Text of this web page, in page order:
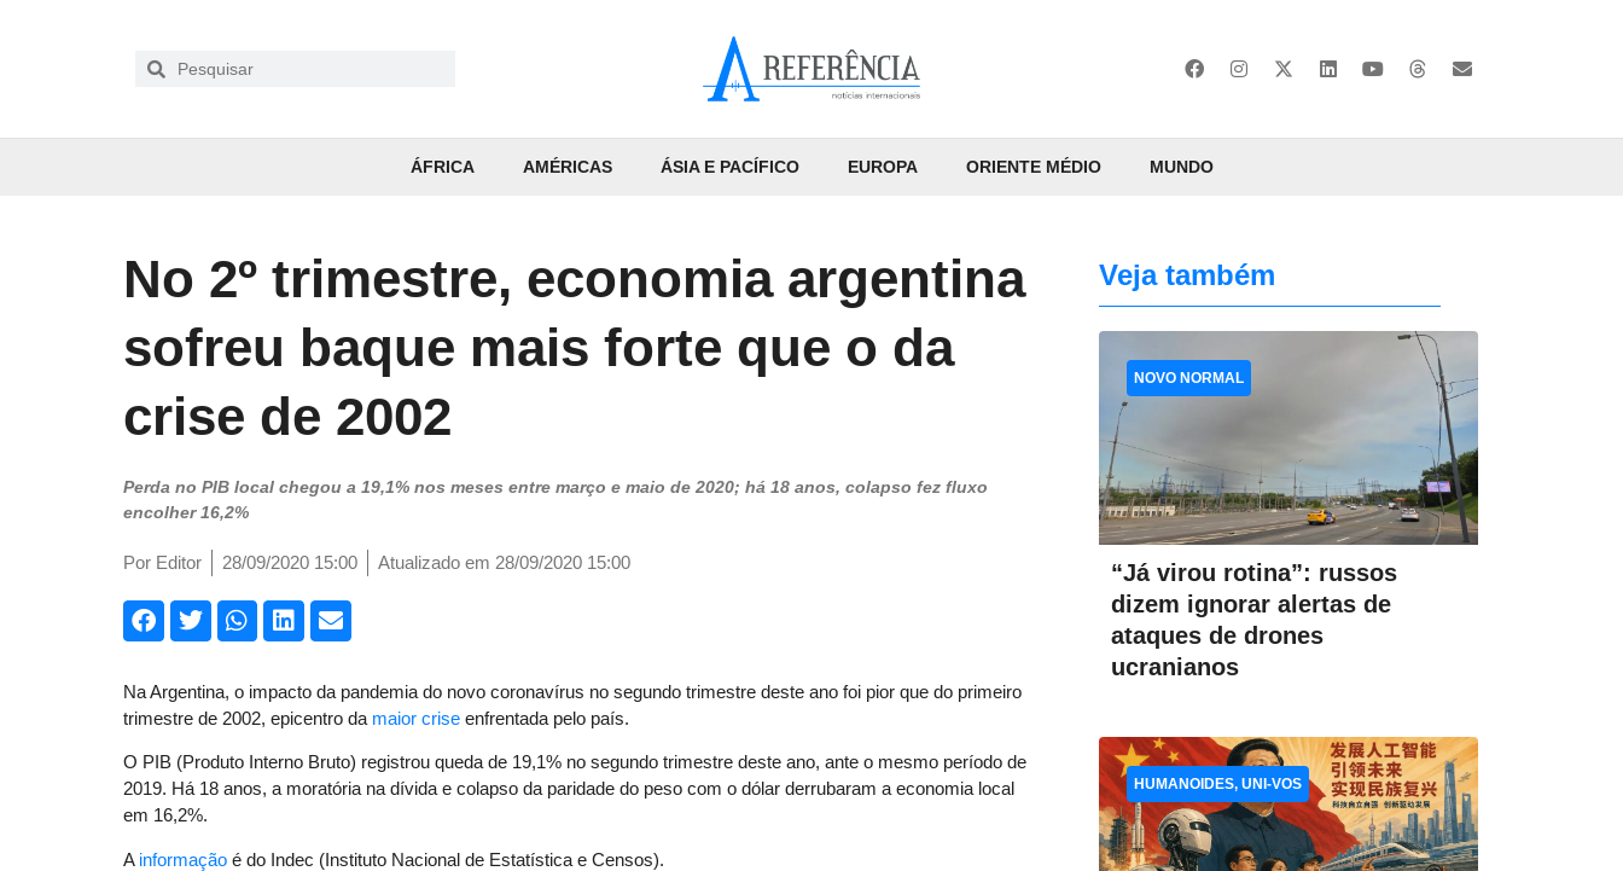
ÁFRICA AMÉRICAS ÁSIA E PACÍFICO EUROPA ORIENTE MÉDIO MUNDO
No 2º trimestre, economia argentina
sofreu baque mais forte que o da
crise de 2002
Perda no PIB local chegou a 19,1% nos meses entre março e maio de 2020; há 18 anos, colapso fez fluxo
encolher 16,2%
Por Editor 28/09/2020 15:00 Atualizado em 28/09/2020 15:00
Na Argentina, o impacto da pandemia do novo coronavírus no segundo trimestre deste ano foi pior que do primeiro
trimestre de 2002, epicentro da maior crise enfrentada pelo país.
O PIB (Produto Interno Bruto) registrou queda de 19,1% no segundo trimestre deste ano, ante o mesmo período de
2019. Há 18 anos, a moratória na dívida e colapso da paridade do peso com o dólar derrubaram a economia local
em 16,2%.
A informação é do Indec (Instituto Nacional de Estatística e Censos).
Veja também
“Já virou rotina”: russos
dizem ignorar alertas de
ataques de drones
ucranianos
NOVO NORMAL
HUMANOIDES, UNI-VOS